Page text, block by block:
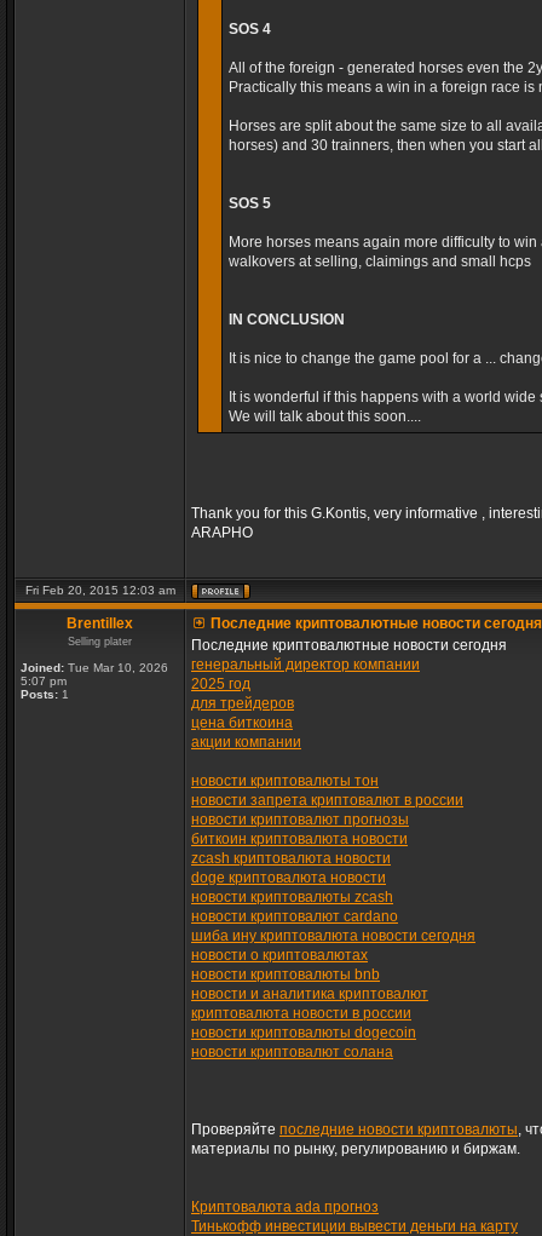
SOS 4
All of the foreign - generated horses even the
Practically this means a win in a foreign race is
Horses are split about the same size to all
horses) and 30 trainners, then when you start
SOS 5
More horses means again more difficulty to
walkovers at selling, claimings and small hcps
IN CONCLUSION
It is nice to change the game pool for a ...
It is wonderful if this happens with a world
We will talk about this soon....
Thank you for this G.Kontis, very informative ,
ARAPHO
Fri Feb 20, 2015 12:03 am
Brentillex
Selling plater
Joined: Tue Mar 10, 2026
5:07 pm
Posts: 1
Последние криптовалютные новости сегодня
Последние криптовалютные новости сегодня
генеральный директор компании
2025 год
для трейдеров
цена биткоина
акции компании
новости криптовалюты тон
новости запрета криптовалют в россии
новости криптовалют прогнозы
биткоин криптовалюта новости
zcash криптовалюта новости
doge криптовалюта новости
новости криптовалюты zcash
новости криптовалют cardano
шиба ину криптовалюта новости сегодня
новости о криптовалютах
новости криптовалюты bnb
новости и аналитика криптовалют
криптовалюта новости в россии
новости криптовалюты dogecoin
новости криптовалют солана
Проверяйте последние новости криптовалюты,
материалы по рынку, регулированию и биржам.
Криптовалюта ada прогноз
Тинькофф инвестиции вывести деньги на карту